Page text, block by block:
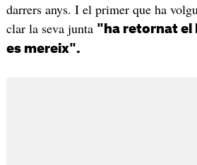
darrers anys. I el primer que ha
clar la seva junta "ha retornat el
es mereix".